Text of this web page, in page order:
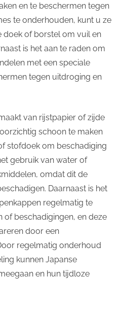
en te beschermen tegen
te onderhouden, kunt u ze
doek of borstel om vuil en
is het aan te raden om
met een speciale
tegen uitdroging en
van rijstpapier of zijde
schoon te maken
stofdoek om beschadiging
gebruik van water of
omdat dit de
Daarnaast is het
regelmatig te
beschadigingen, en deze
door een
regelmatig onderhoud
kunnen Japanse
en hun tijdloze